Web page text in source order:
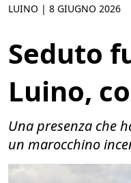
LUINO | 8 GIUGNO 2026
Seduto
Luino,
Una presenza che
un marocchino